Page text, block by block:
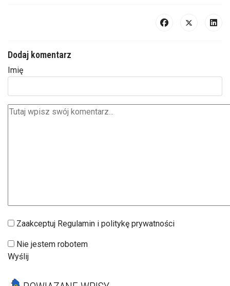
Dodaj komentarz
Imię
Zaakceptuj Regulamin i politykę prywatności
Nie jestem robotem
Wyślij